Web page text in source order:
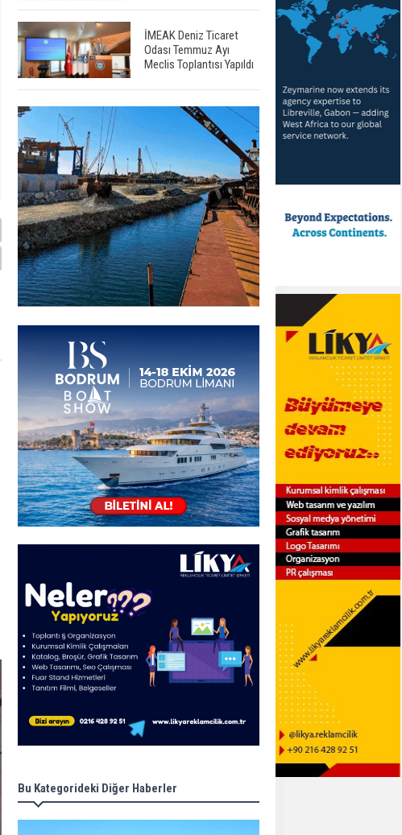
İMEAK Deniz Ticaret
Odası Temmuz Ayı
Meclis Toplantısı Yapıldı
Bu Kategorideki Diğer Haberler